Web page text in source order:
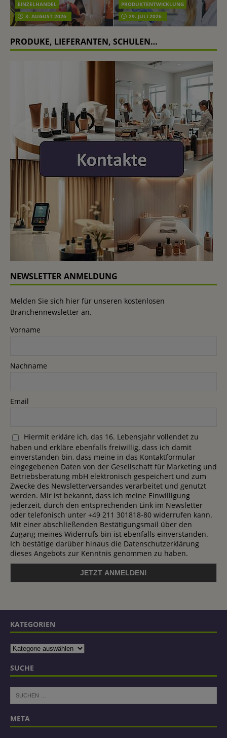
EINZELHANDEL
3. AUGUST 2026
PRODUKTENTWICKLUNG
29. JULI 2026
PRODUKE, LIEFERANTEN, SCHULEN…
NEWSLETTER ANMELDUNG
Melden Sie sich hier für unseren kostenlosen
Branchennewsletter an.
Vorname
Nachname
Email
Hiermit erkläre ich, das 16. Lebensjahr vollendet zu
haben und erkläre ebenfalls freiwillig, dass ich damit
einverstanden bin, dass meine in das Kontaktformular
eingegebenen Daten von der Gesellschaft für Marketing und
Betriebsberatung mbH elektronisch gespeichert und zum
Zwecke des Newsletterversandes verarbeitet und genutzt
werden. Mir ist bekannt, dass ich meine Einwilligung
jederzeit, durch den entsprechenden Link im Newsletter
oder telefonisch unter +49 211 301818-80 widerrufen kann.
Mit einer abschließenden Bestätigungsmail über den
Zugang meines Widerrufs bin ist ebenfalls einverstanden.
Ich bestätige darüber hinaus die Datenschutzerklärung
dieses Angebots zur Kenntnis genommen zu haben.
KATEGORIEN
SUCHE
META